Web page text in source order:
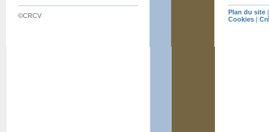
©CRCV Plan du site
Cookies |